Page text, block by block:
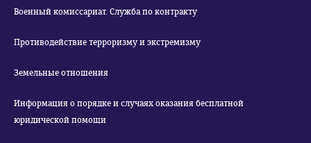
Военный комиссариат. Служба по контракту
Противодействие терроризму и экстремизму
Земельные отношения
Информация о порядке и случаях оказания бесплатной
юридической помощи